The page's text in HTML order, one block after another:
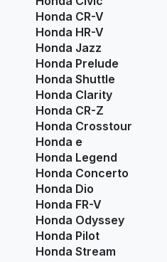
Honda CR-V
Honda HR-V
Honda Jazz
Honda Prelude
Honda Shuttle
Honda Clarity
Honda CR-Z
Honda Crosstour
Honda e
Honda Legend
Honda Concerto
Honda Dio
Honda FR-V
Honda Odyssey
Honda Pilot
Honda Stream